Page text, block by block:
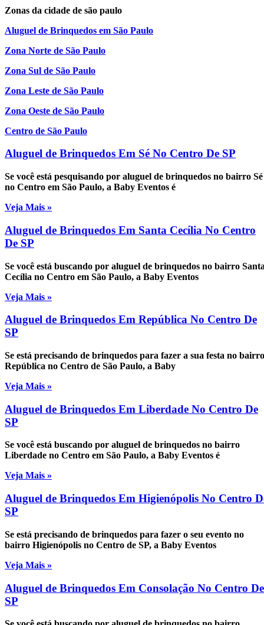
Zonas da cidade de são paulo
Aluguel de Brinquedos em São Paulo
Zona Norte de São Paulo
Zona Sul de São Paulo
Zona Leste de São Paulo
Zona Oeste de São Paulo
Centro de São Paulo
Aluguel de Brinquedos Em Sé No Centro De SP
Se você está pesquisando por aluguel de brinquedos no bairro Sé
no Centro em São Paulo, a Baby Eventos é
Veja Mais »
Aluguel de Brinquedos Em Santa Cecília No Centro
De SP
Se você está buscando por aluguel de brinquedos no bairro
Cecília no Centro em São Paulo, a Baby Eventos
Veja Mais »
Aluguel de Brinquedos Em República No Centro De
SP
Se está precisando de brinquedos para fazer a sua festa no bairro
República no Centro de São Paulo, a Baby
Veja Mais »
Aluguel de Brinquedos Em Liberdade No Centro De
SP
Se você está buscando por aluguel de brinquedos no bairro
Liberdade no Centro em São Paulo, a Baby Eventos é
Veja Mais »
Aluguel de Brinquedos Em Higienópolis No Centro
SP
Se está precisando de brinquedos para fazer o seu evento no
bairro Higienópolis no Centro de SP, a Baby Eventos
Veja Mais »
Aluguel de Brinquedos Em Consolação No Centro De
SP